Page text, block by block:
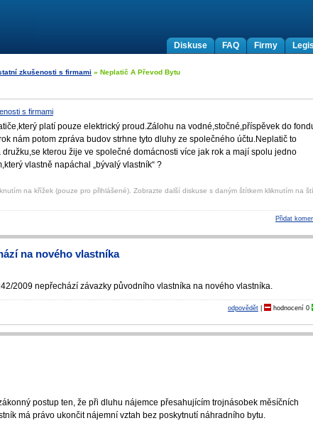
Firmy
FAQ
Diskuse
zkušenosti s firmami » Neplatič A Převod Bytu
s firmami
platí pouze elektrický proud.Zálohu na vodné,stočné,přís­pěvek do
nám potom zpráva budov strhne tyto dluhy ze společného účtu.Neplatič to
kterou žije ve společné domácnosti více jak rok a mají spolu jedno
vlastně napáchal „bývalý vlastník“ ?
na křížek (pouze pro přihlášené). Zobrazte další diskuse s daným štítkem kliknutím na
Přidat
na nového vlastníka
2009 nepřechází závazky původního vlastníka na nového vlastníka.
odpovědět| hodnocení 0
postup ten, že při dluhu nájemce přesahujícím trojnásobek měsíčních
má právo ukončit nájemní vztah bez poskytnutí náhradního bytu.